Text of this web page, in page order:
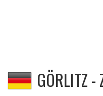
GÖRLITZ -